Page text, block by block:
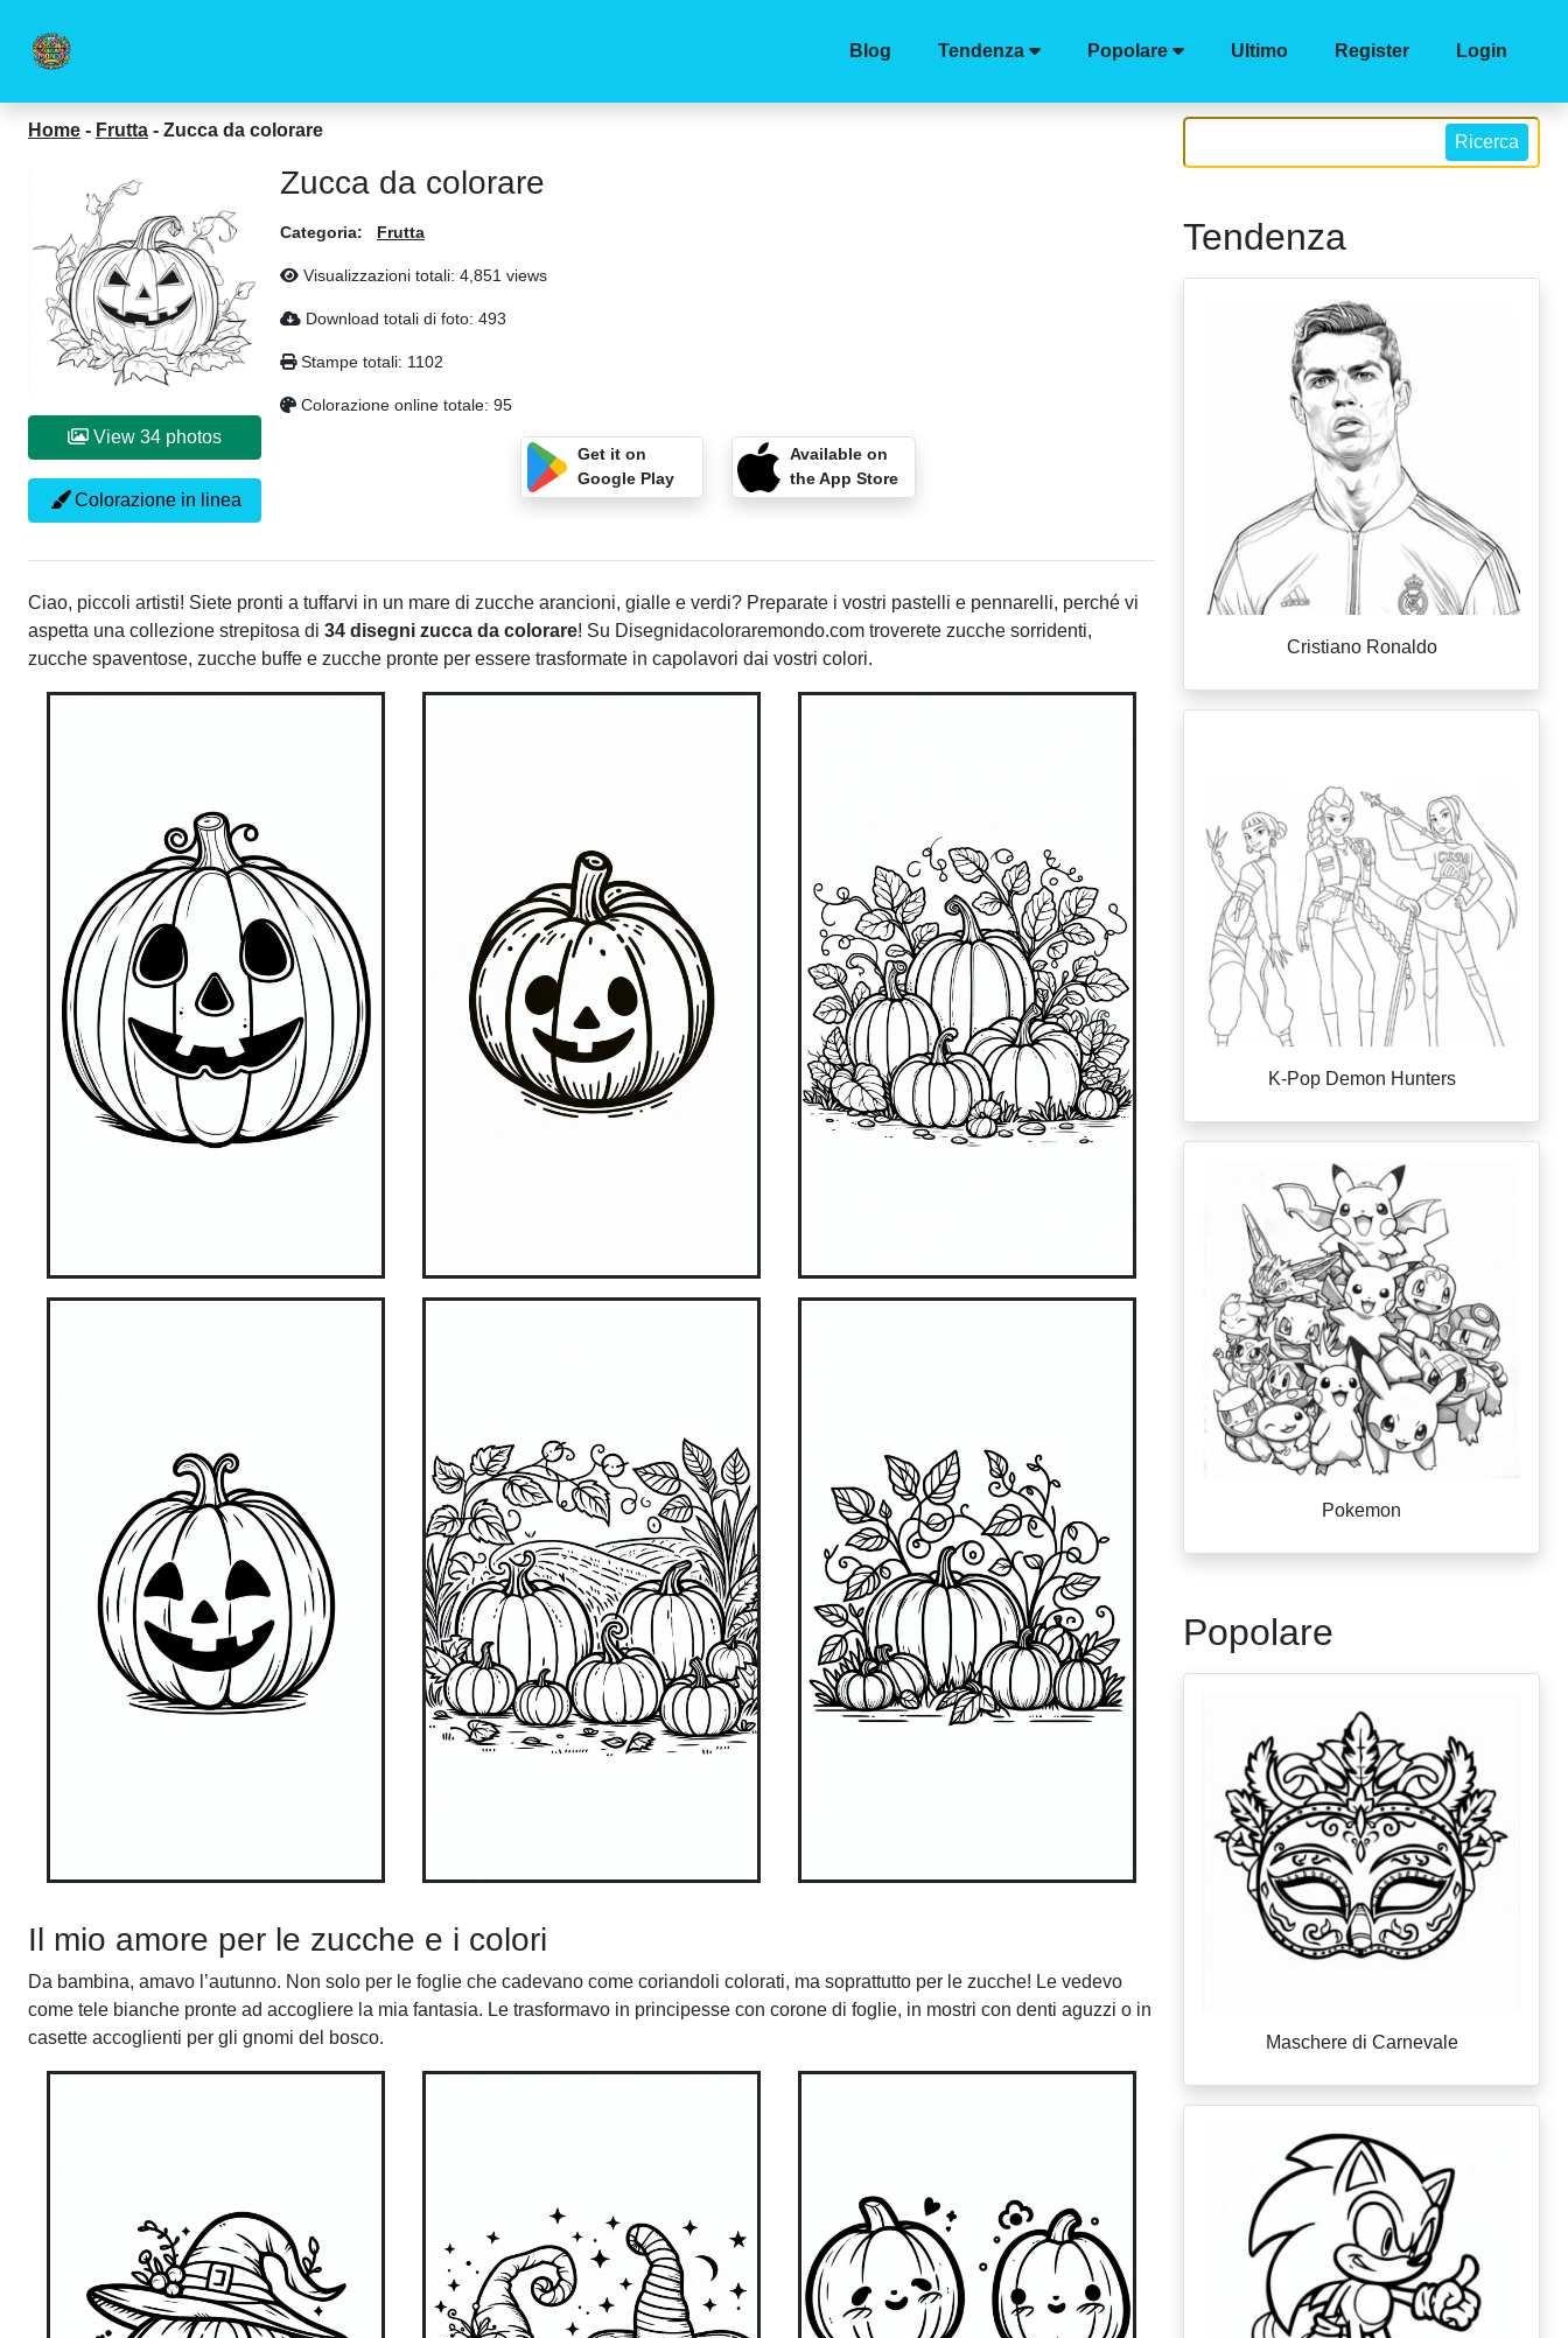
Blog Tendenza Popolare Ultimo Register Login
Home - Frutta - Zucca da colorare
View 34 photos
Colorazione in linea
Zucca da colorare
Categoria: Frutta
Visualizzazioni totali: 4,851 views
Download totali di foto: 493
Stampe totali: 1102
Colorazione online totale: 95
Get it on
Google Play
Available on
the App Store
Ciao, piccoli artisti! Siete pronti a tuffarvi in un mare di zucche arancioni, gialle e verdi? Preparate i vostri pastelli e pennarelli, perché vi
aspetta una collezione strepitosa di 34 disegni zucca da colorare! Su Disegnidacoloraremondo.com troverete zucche sorridenti,
zucche spaventose, zucche buffe e zucche pronte per essere trasformate in capolavori dai vostri colori.
Il mio amore per le zucche e i colori
Da bambina, amavo l’autunno. Non solo per le foglie che cadevano come coriandoli colorati, ma soprattutto per le zucche! Le vedevo
come tele bianche pronte ad accogliere la mia fantasia. Le trasformavo in principesse con corone di foglie, in mostri con denti aguzzi o in
casette accoglienti per gli gnomi del bosco.
Ricerca
Tendenza
Cristiano Ronaldo
K-Pop Demon Hunters
Pokemon
Popolare
Maschere di Carnevale